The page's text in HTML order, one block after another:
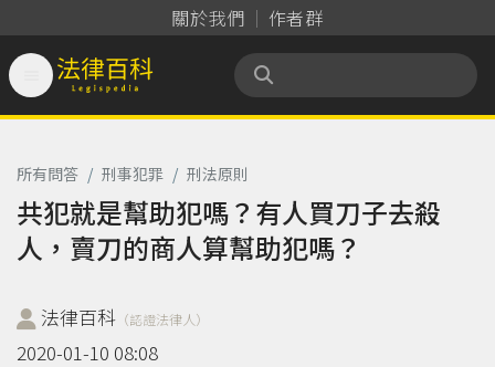
關於我們 作者群
法律百科 Legispedia
所有問答 / 刑事犯罪 / 刑法原則
共犯就是幫助犯嗎？有人買刀子去殺
人，賣刀的商人算幫助犯嗎？
法律百科 （認證法律人）
2020-01-10 08:08